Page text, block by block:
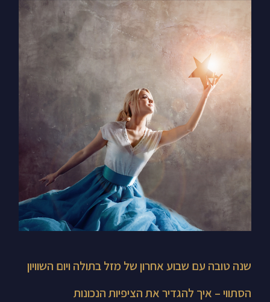
שנה טובה עם שבוע אחרון של מזל בתולה ויום השוויון
הסתווי – איך להגדיר את הציפיות הנכונות
שנה
טובה
עם
אחרון
של
מזל
בתולה
השוויון
הסתווי
–
להגדיר
את